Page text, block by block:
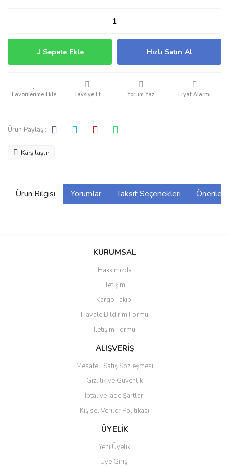
Sepete Ekle Hızlı Satın Al
Tavsiye Et Yorum Yaz Fiyat Alarmı
Ürün Paylaş :
Karşılaştır
Ürün Bilgisi Yorumlar Taksit Seçenekleri
Bu ürüne ilk yorumu siz yapın!
Yorum Yaz
Ürün resmi kalitesiz, bozuk veya görüntülenemiyor.
Ürün açıklamasında eksik bilgiler bulunuyor.
Ürün bilgilerinde hatalar bulunuyor.
Ürün fiyatı diğer sitelerden daha pahalı.
Bu ürüne benzer farklı alternatifler olmalı.
Gönder
KURUMSAL
Hakkımızda
İletişim
Kargo Takibi
Havale Bildirim Formu
İletişim Formu
ALIŞVERİŞ
Mesafeli Satış Sözleşmesi
Gizlilik ve Güvenlik
İptal ve İade Şartları
Kişisel Veriler Politikası
ÜYELİK
Yeni Üyelik
Üye Girişi